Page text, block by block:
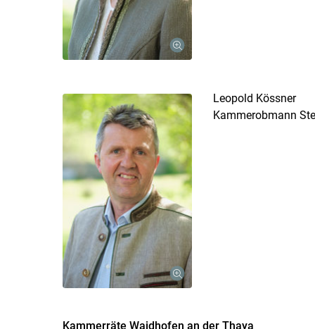
Leopold Kössner
Kammerobmann
Kammerräte Waidhofen an der Thaya